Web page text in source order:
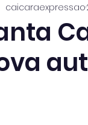
Itanhaém
caicaraexpressao